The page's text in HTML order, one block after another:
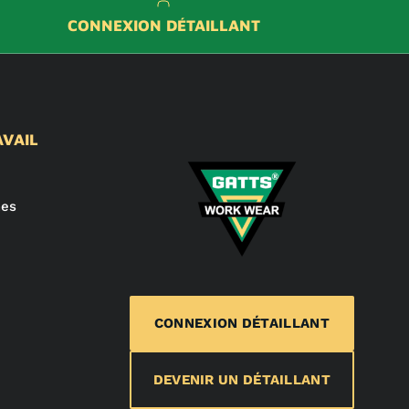
CONNEXION DÉTAILLANT
CONNEXION DÉTAILLANT
DEVENIR UN DÉTAILLANT